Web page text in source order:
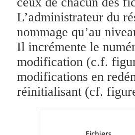
L’administrateur du
nommage qu’au
Il incrémente le
modification (c.f.
modifications en
réinitialisant (cf.